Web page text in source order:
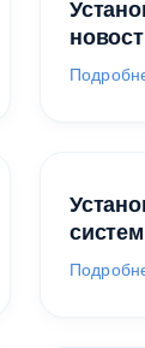
систем